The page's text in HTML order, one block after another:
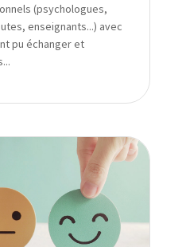
(psychologues,
enseignants...) avec
pu échanger et